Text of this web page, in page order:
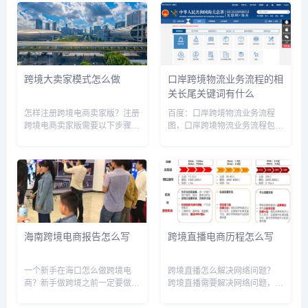
市场已经形成了相当的规模，并
吸引了大量的卖家参与。销售额
与进出口额：2023年厦门市...
银行账户存入卖家的销售收入。
随后，结算流程每隔14天重复
一次，请注意以下几点：1.账户
余...
跨境大卖家模式怎么做
怎样注册跨境电商卖家版？注册
跨境电商卖家版需要以下步骤：
EBAY等，找到注册入口。2. 提
供个人和公司的基本信息，如姓
名、身份证号、公司名称、...
口岸跨境物流业务流程的相
关长尾关键词有什么
百度：口岸跨境物流业务流程
图，口岸跨境物流业务流程包
岸陆运到达，口岸物流平台，跨
境物流海运流程，跨境物流公司
怎么运作流程，跨境物流通关，
跨境贸易...
海南跨境电商报告怎么写
一个新手在海口怎么做跨境电
商？新手做跨境之前一定要做好
跨境直播电商历程怎么写
跨境直播怎么解决网络问题？
跨境直播需要解决网络问题，首